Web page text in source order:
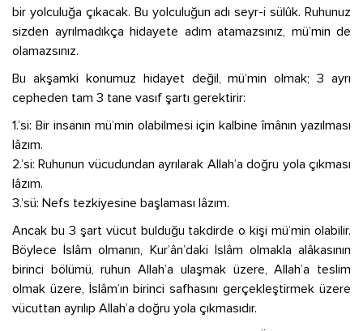
bir yolculuğa çıkacak. Bu yolculuğun adı seyr-i sülûk. Ruhunuz
sizden ayrılmadıkça hidayete adım atamazsınız, mü’min de
olamazsınız.
Bu akşamki konumuz hidayet değil, mü’min olmak; 3 ayrı
cepheden tam 3 tane vasıf şartı gerektirir:
1.’si: Bir insanın mü’min olabilmesi için kalbine îmânın yazılması
lâzım.
2.’si: Ruhunun vücudundan ayrılarak Allah’a doğru yola çıkması
lâzım.
3.’sü: Nefs tezkiyesine başlaması lâzım.
Ancak bu 3 şart vücut bulduğu takdirde o kişi mü’min olabilir.
Böylece İslâm olmanın, Kur’ân’daki İslâm olmakla alâkasının
birinci bölümü, ruhun Allah’a ulaşmak üzere, Allah’a teslim
olmak üzere, İslâm’ın birinci safhasını gerçekleştirmek üzere
vücuttan ayrılıp Allah’a doğru yola çıkmasıdır.